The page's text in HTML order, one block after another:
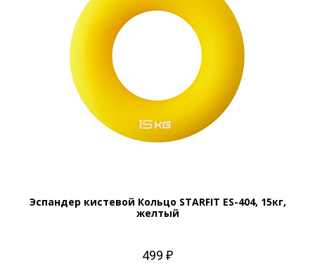
Эспандер кистевой Кольцо STARFIT ES-404, 15кг,
желтый
499 ₽